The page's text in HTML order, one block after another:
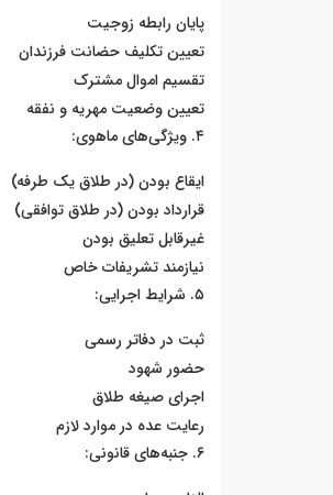
پایان رابطه زوجیت
تعیین تکلیف حضانت فرزندان
تقسیم اموال مشترک
تعیین وضعیت مهریه و نفقه
۴. ویژگی‌های ماهوی:
ایقاع بودن (در طلاق یک طرفه)
قرارداد بودن (در طلاق توافقی)
غیرقابل تعلیق بودن
نیازمند تشریفات خاص
۵. شرایط اجرایی:
ثبت در دفاتر رسمی
حضور شهود
اجرای صیغه طلاق
رعایت عده در موارد لازم
۶. جنبه‌های قانونی: